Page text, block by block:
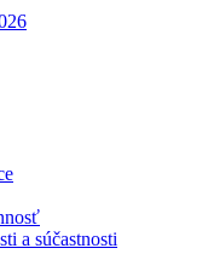
a súčastnosti